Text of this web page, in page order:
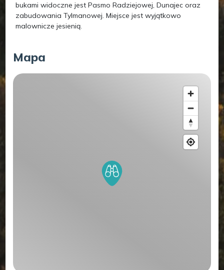
bukami widoczne jest Pasmo Radziejowej, Dunajec oraz
zabudowania Tylmanowej. Miejsce jest wyjątkowo
malownicze jesienią.
Mapa